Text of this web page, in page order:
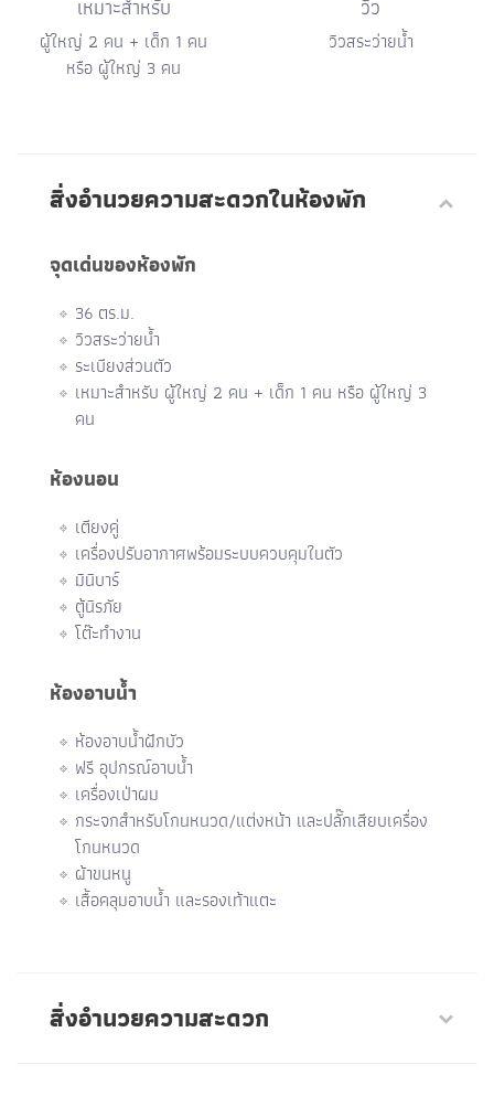
เหมาะสำหรับ
ผู้ใหญ่ 2 คน + เด็ก 1 คน
หรือ ผู้ใหญ่ 3 คน
วิว
วิวสระว่ายน้ำ
สิ่งอำนวยความสะดวกในห้องพัก
จุดเด่นของห้องพัก
36 ตร.ม.
วิวสระว่ายน้ำ
ระเบียงส่วนตัว
เหมาะสำหรับ ผู้ใหญ่ 2 คน + เด็ก 1 คน หรือ ผู้ใหญ่ 3
คน
ห้องนอน
เตียงคู่
เครื่องปรับอากาศพร้อมระบบควบคุมในตัว
มินิบาร์
ตู้นิรภัย
โต๊ะทำงาน
ห้องอาบน้ำ
ห้องอาบน้ำฝักบัว
ฟรี อุปกรณ์อาบน้ำ
เครื่องเป่าผม
กระจกสำหรับโกนหนวด/แต่งหน้า และปลั๊กเสียบเครื่อง
โกนหนวด
ผ้าขนหนู
เสื้อคลุมอาบน้ำ และรองเท้าแตะ
สิ่งอำนวยความสะดวก